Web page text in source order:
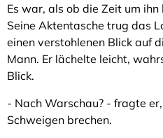
Es war, als ob die Zeit um
Seine Aktentasche trug das
einen verstohlenen Blick auf
Mann. Er lächelte leicht,
Blick.
- Nach Warschau? - fragte
Schweigen brechen.